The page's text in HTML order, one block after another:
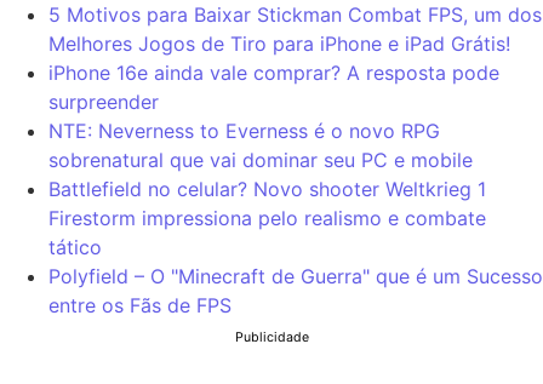
5 Motivos para Baixar Stickman Combat FPS, um dos
Melhores Jogos de Tiro para iPhone e iPad Grátis!
iPhone 16e ainda vale comprar? A resposta pode
surpreender
NTE: Neverness to Everness é o novo RPG
sobrenatural que vai dominar seu PC e mobile
Battlefield no celular? Novo shooter Weltkrieg 1
Firestorm impressiona pelo realismo e combate
tático
Polyfield – O "Minecraft de Guerra" que é um Sucesso
entre os Fãs de FPS
Publicidade